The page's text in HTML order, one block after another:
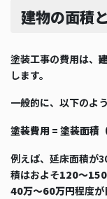
建物の面積
塗装工事の費用は、
します。
一般的に、以下のよ
塗装費用 = 塗装面積
例えば、延床面積が
積はおよそ120〜
40万〜60万円程度が